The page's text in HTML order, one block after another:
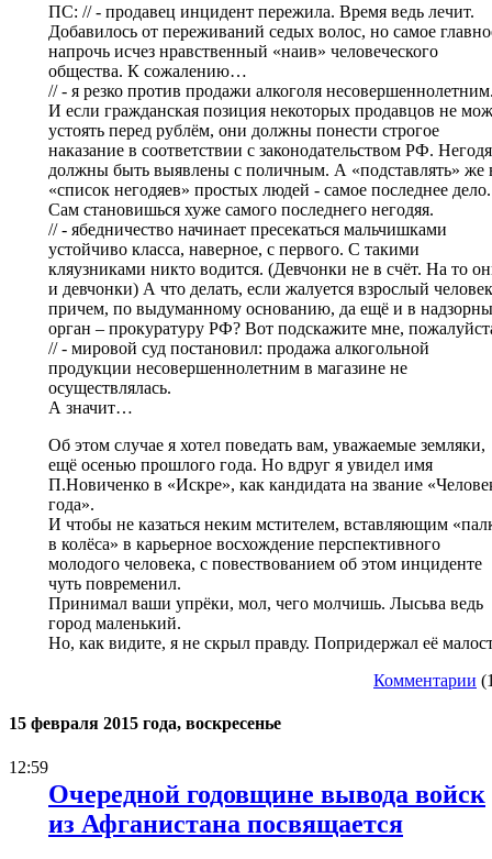
ПС: // - продавец инцидент пережила. Время ведь лечит.
Добавилось от переживаний седых волос, но самое
напрочь исчез нравственный «наив» человеческого
общества. К сожалению…
// - я резко против продажи алкоголя
И если гражданская позиция некоторых продавцов не
устоять перед рублём, они должны понести строгое
наказание в соответствии с законодательством РФ.
должны быть выявлены с поличным. А «подставлять» же
«список негодяев» простых людей - самое последнее дело.
Сам становишься хуже самого последнего негодяя.
// - ябедничество начинает пресекаться мальчишками
устойчиво класса, наверное, с первого. С такими
кляузниками никто водится. (Девчонки не в счёт. На то
и девчонки) А что делать, если жалуется взрослый
причем, по выдуманному основанию, да ещё и в
орган – прокуратуру РФ? Вот подскажите мне,
// - мировой суд постановил: продажа алкогольной
продукции несовершеннолетним в магазине не
осуществлялась.
А значит…
Об этом случае я хотел поведать вам, уважаемые земляки,
ещё осенью прошлого года. Но вдруг я увидел имя
П.Новиченко в «Искре», как кандидата на звание
года».
И чтобы не казаться неким мстителем, вставляющим
в колёса» в карьерное восхождение перспективного
молодого человека, с повествованием об этом инциденте
чуть повременил.
Принимал ваши упрёки, мол, чего молчишь. Лысьва ведь
город маленький.
Но, как видите, я не скрыл правду. Попридержал её
Комментарии
15 февраля 2015 года, воскресенье
12:59
Очередной годовщине вывода войск
из Афганистана посвящается